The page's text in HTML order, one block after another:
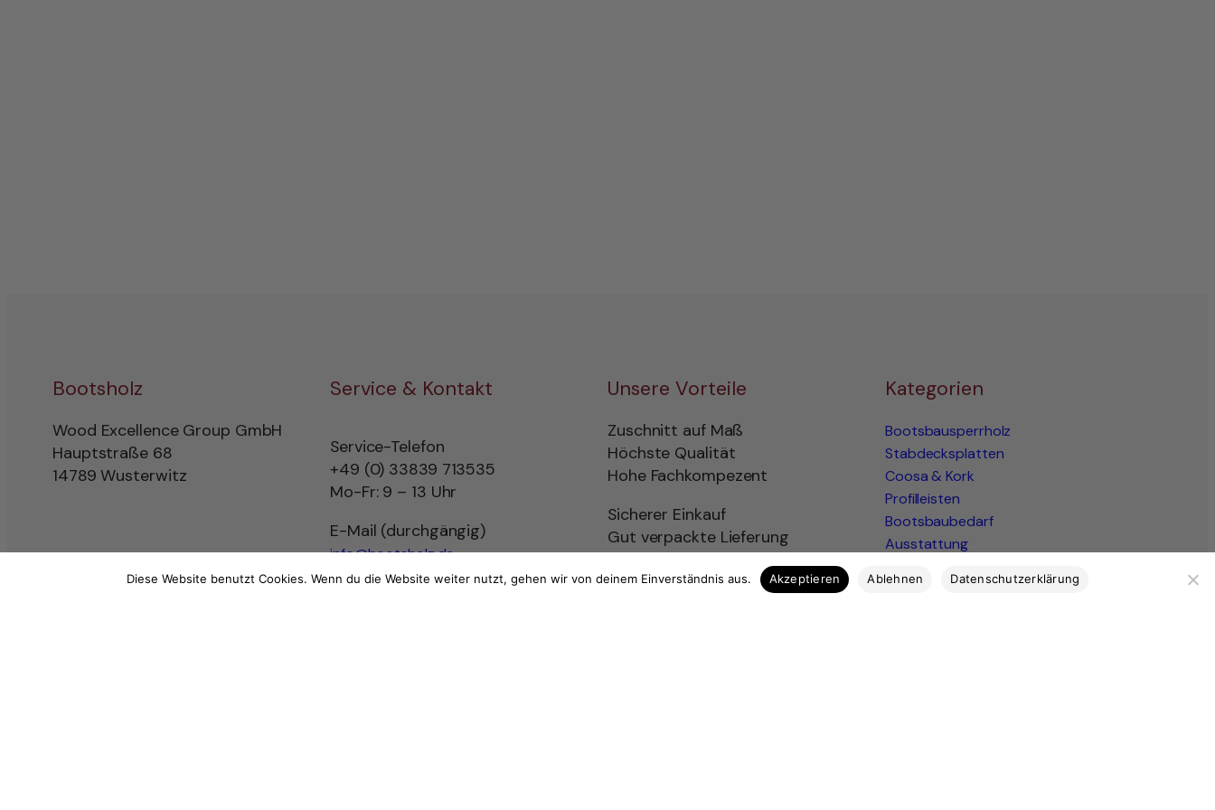
Bootsholz
Wood Excellence Group GmbH
Hauptstraße 68
14789 Wusterwitz
Service & Kontakt
Service-Telefon
+49 (0) 33839 713535
Mo-Fr: 9 – 13 Uhr
E-Mail (durchgängig)
info@bootsholz.de
Unsere Vorteile
Zuschnitt auf Maß
Höchste Qualität
Hohe Fachkompezent
Sicherer Einkauf
Gut verpackte Lieferung
Kategorien
Bootsbausperrholz
Stabdecksplatten
Coosa & Kork
Profilleisten
Bootsbaubedarf
Ausstattung
Diese Website benutzt Cookies. Wenn du die Website weiter nutzt, gehen wir von deinem Einverständnis aus. Akzeptieren Ablehnen Datenschutzerklärung